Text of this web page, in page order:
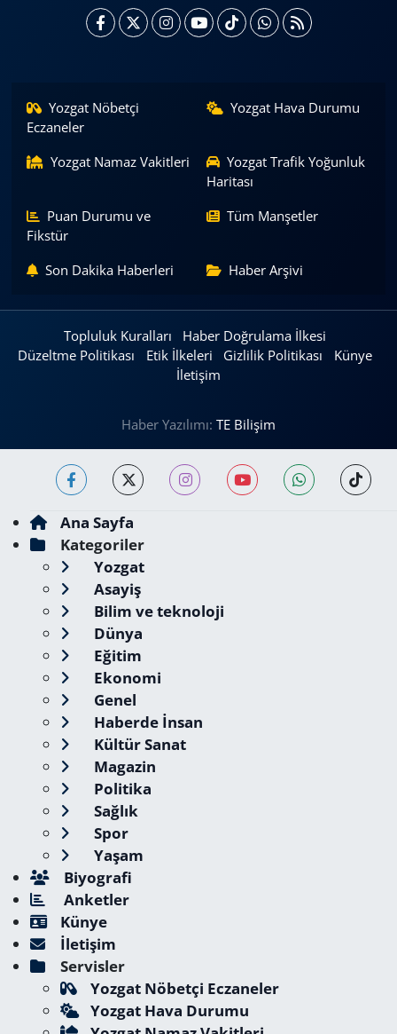
Yozgat Nöbetçi
Eczaneler
Yozgat Hava Durumu
Yozgat Namaz Vakitleri
Yozgat Trafik Yoğunluk
Haritası
Puan Durumu ve
Fikstür
Tüm Manşetler
Son Dakika Haberleri Haber Arşivi
Topluluk Kuralları
Haber Doğrulama İlkesi
Düzeltme Politikası
Etik İlkeleri Gizlilik Politikası
Künye
İletişim
Haber Yazılımı: TE Bilişim
Ana Sayfa
Kategoriler
Yozgat
Asayiş
Bilim ve teknoloji
Dünya
Eğitim
Ekonomi
Genel
Haberde İnsan
Kültür Sanat
Magazin
Politika
Sağlık
Spor
Yaşam
Biyografi
Anketler
Künye
İletişim
Servisler
Yozgat Nöbetçi Eczaneler
Yozgat Hava Durumu